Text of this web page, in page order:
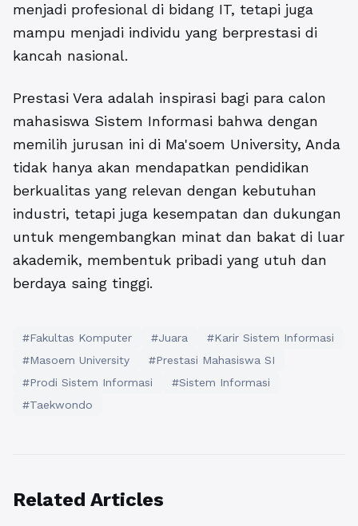
menjadi profesional di bidang IT, tetapi juga
mampu menjadi individu yang berprestasi di
kancah nasional.
Prestasi Vera adalah inspirasi bagi para calon
mahasiswa Sistem Informasi bahwa dengan
memilih jurusan ini di Ma'soem University, Anda
tidak hanya akan mendapatkan pendidikan
berkualitas yang relevan dengan kebutuhan
industri, tetapi juga kesempatan dan dukungan
untuk mengembangkan minat dan bakat di luar
akademik, membentuk pribadi yang utuh dan
berdaya saing tinggi.
#Fakultas Komputer #Juara
#Karir Sistem Informasi
#Masoem University
#Prestasi Mahasiswa SI
#Prodi Sistem Informasi
#Sistem Informasi
#Taekwondo
Related Articles